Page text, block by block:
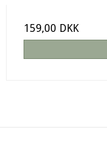
159,00 DKK